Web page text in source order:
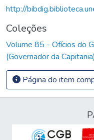
http://
Coleções
Volume 85 - Ofícios do
(Governador da
Página do item